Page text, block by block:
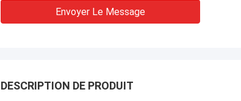
Envoyer Le Message
DESCRIPTION DE PRODUIT